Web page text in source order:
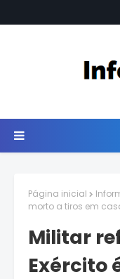
Página inicial
morto a tiros em
Militar
Exército